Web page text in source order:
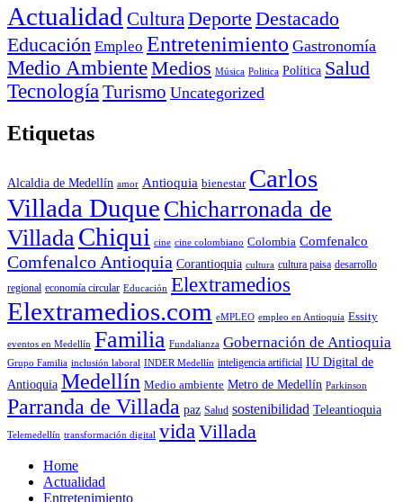
Actualidad CulturaDeporte Destacado
Educación Empleo Entretenimiento Gastronomía
Medio AmbienteMedios Música Politica Política Salud
Tecnología Turismo Uncategorized
Etiquetas
Alcaldia de Medellín amor Antioquia bienestar Carlos
Villada Duque Chicharronada de
Villada Chiqui cine cine colombiano Colombia Comfenalco
Comfenalco Antioquia Corantioquia cultura cultura paisa desarrollo
regional economía circular Educación Elextramedios
Elextramedios.com eMPLEO empleo en Antioquia Essity
eventos en Medellín Familia Fundalianza Gobernación de Antioquia
Grupo Familia inclusión laboral INDER Medellín inteligencia artificial IU Digital de
Antioquia Medellín Medio ambiente Metro de Medellín Parkinson
Parranda de Villada paz Salud sostenibilidad Teleantioquia
Telemedellín transformación digital vida Villada
Home
Actualidad
Entretenimiento